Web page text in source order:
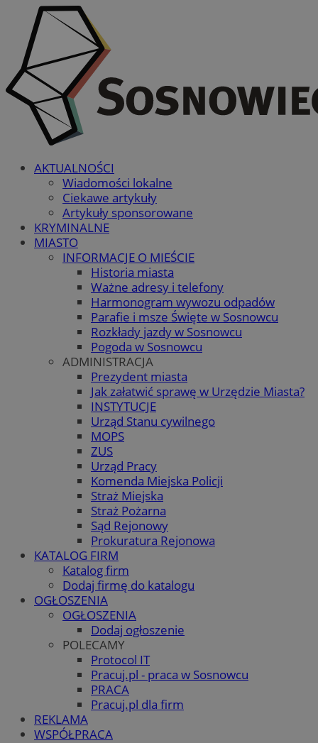
AKTUALNOŚCI
Wiadomości lokalne
Ciekawe artykuły
Artykuły sponsorowane
KRYMINALNE
MIASTO
INFORMACJE O MIEŚCIE
Historia miasta
Ważne adresy i telefony
Harmonogram wywozu odpadów
Parafie i msze Święte w Sosnowcu
Rozkłady jazdy w Sosnowcu
Pogoda w Sosnowcu
ADMINISTRACJA
Prezydent miasta
Jak załatwić sprawę w Urzędzie Miasta?
INSTYTUCJE
Urząd Stanu cywilnego
MOPS
ZUS
Urząd Pracy
Komenda Miejska Policji
Straż Miejska
Straż Pożarna
Sąd Rejonowy
Prokuratura Rejonowa
KATALOG FIRM
Katalog firm
Dodaj firmę do katalogu
OGŁOSZENIA
OGŁOSZENIA
Dodaj ogłoszenie
POLECAMY
Protocol IT
Pracuj.pl - praca w Sosnowcu
PRACA
Pracuj.pl dla firm
REKLAMA
WSPÓŁPRACA